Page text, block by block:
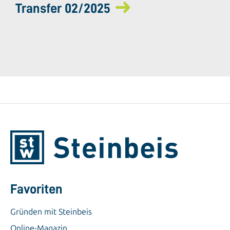
Transfer 02/2025
Favoriten
Gründen mit Steinbeis